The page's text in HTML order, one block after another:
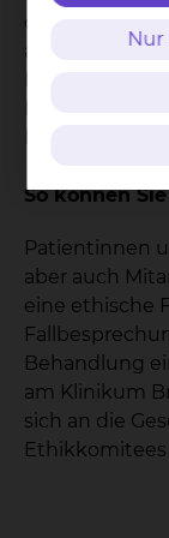
der Patienten
abwägen
Klinischen
So können
Patientinnen
aber auch
eine ethische
Behandlung
am Klinikum
sich an die